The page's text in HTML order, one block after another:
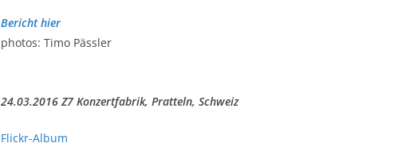
Bericht hier
photos: Timo Pässler
24.03.2016 Z7 Konzertfabrik, Pratteln, Schweiz
Flickr-Album